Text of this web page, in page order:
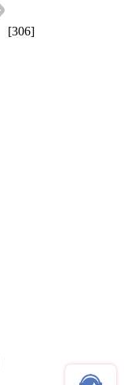
[306]